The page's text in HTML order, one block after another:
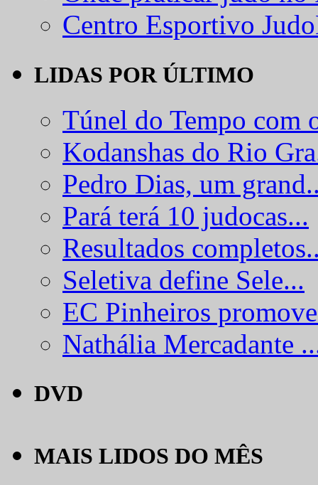
Centro Esportivo
LIDAS POR ÚLTIMO
Túnel do Tempo com
Kodanshas do Rio
Pedro Dias, um
Pará terá 10 judocas...
Resultados
Seletiva define Sele...
EC Pinheiros
Nathália Mercadante
DVD
MAIS LIDOS DO MÊS